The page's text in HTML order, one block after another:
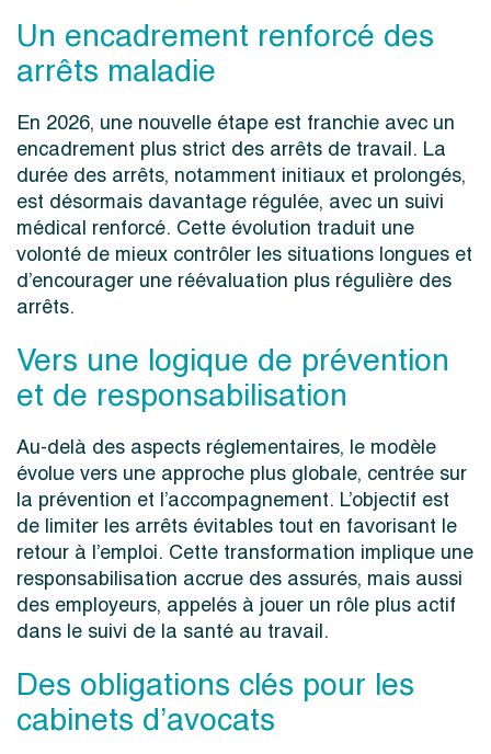
Un encadrement renforcé des
arrêts maladie
En 2026, une nouvelle étape est franchie avec un
encadrement plus strict des arrêts de travail. La
durée des arrêts, notamment initiaux et prolongés,
est désormais davantage régulée, avec un suivi
médical renforcé. Cette évolution traduit une
volonté de mieux contrôler les situations longues et
d’encourager une réévaluation plus régulière des
arrêts.
Vers une logique de prévention
et de responsabilisation
Au-delà des aspects réglementaires, le modèle
évolue vers une approche plus globale, centrée sur
la prévention et l’accompagnement. L’objectif est
de limiter les arrêts évitables tout en favorisant le
retour à l’emploi. Cette transformation implique une
responsabilisation accrue des assurés, mais aussi
des employeurs, appelés à jouer un rôle plus actif
dans le suivi de la santé au travail.
Des obligations clés pour les
cabinets d’avocats